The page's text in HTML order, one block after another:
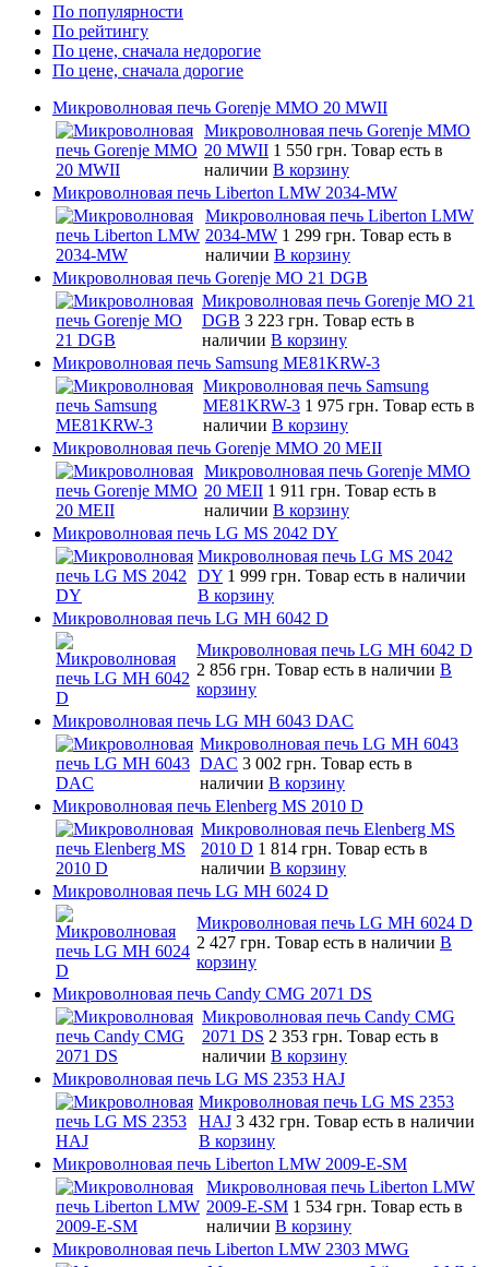
По популярности
По рейтингу
По цене, сначала недорогие
По цене, сначала дорогие
Микроволновая печь Gorenje MMO 20 MWII
Микроволновая печь Gorenje MMO
20 MWII 1 550 грн. Товар есть в
наличии В корзину
Микроволновая печь Liberton LMW 2034-MW
Микроволновая печь Liberton LMW
2034-MW 1 299 грн. Товар есть в
наличии В корзину
Микроволновая печь Gorenje MO 21 DGB
Микроволновая печь Gorenje MO 21
DGB 3 223 грн. Товар есть в
наличии В корзину
Микроволновая печь Samsung ME81KRW-3
Микроволновая печь Samsung
ME81KRW-3 1 975 грн. Товар есть в
наличии В корзину
Микроволновая печь Gorenje MMO 20 MEII
Микроволновая печь Gorenje MMO
20 MEII 1 911 грн. Товар есть в
наличии В корзину
Микроволновая печь LG MS 2042 DY
Микроволновая печь LG MS 2042
DY 1 999 грн. Товар есть в наличии
В корзину
Микроволновая печь LG MH 6042 D
Микроволновая печь LG MH 6042 D
2 856 грн. Товар есть в наличии В
корзину
Микроволновая печь LG MH 6043 DAC
Микроволновая печь LG MH 6043
DAC 3 002 грн. Товар есть в
наличии В корзину
Микроволновая печь Elenberg MS 2010 D
Микроволновая печь Elenberg MS
2010 D 1 814 грн. Товар есть в
наличии В корзину
Микроволновая печь LG MH 6024 D
Микроволновая печь LG MH 6024 D
2 427 грн. Товар есть в наличии В
корзину
Микроволновая печь Candy CMG 2071 DS
Микроволновая печь Candy CMG
2071 DS 2 353 грн. Товар есть в
наличии В корзину
Микроволновая печь LG MS 2353 HAJ
Микроволновая печь LG MS 2353
HAJ 3 432 грн. Товар есть в наличии
В корзину
Микроволновая печь Liberton LMW 2009-E-SM
Микроволновая печь Liberton LMW
2009-E-SM 1 534 грн. Товар есть в
наличии В корзину
Микроволновая печь Liberton LMW 2303 MWG